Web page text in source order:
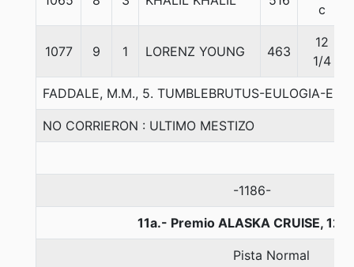
c
1077 9 1 LORENZ YOUNG 463
12
1/4
FADDALE, M.M., 5. TUMBLEBRUTUS-EULOGIA-
NO CORRIERON : ULTIMO MESTIZO
-1186-
11a.- Premio ALASKA CRUISE,
Pista Normal